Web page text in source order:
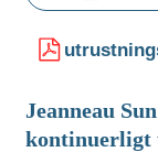
Jeanneau
kontinuerligt